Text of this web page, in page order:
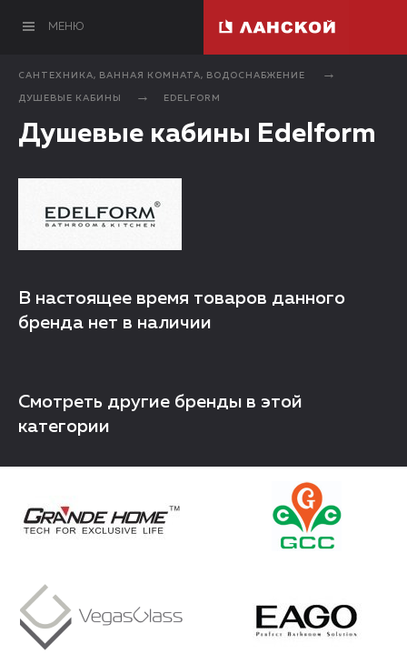
МЕНЮ
САНТЕХНИКА, ВАННАЯ КОМНАТА, ВОДОСНАБЖЕНИЕ
ДУШЕВЫЕ КАБИНЫ EDELFORM
Душевые кабины Edelform
В настоящее время товаров данного
бренда нет в наличии
Смотреть другие бренды в этой
категории